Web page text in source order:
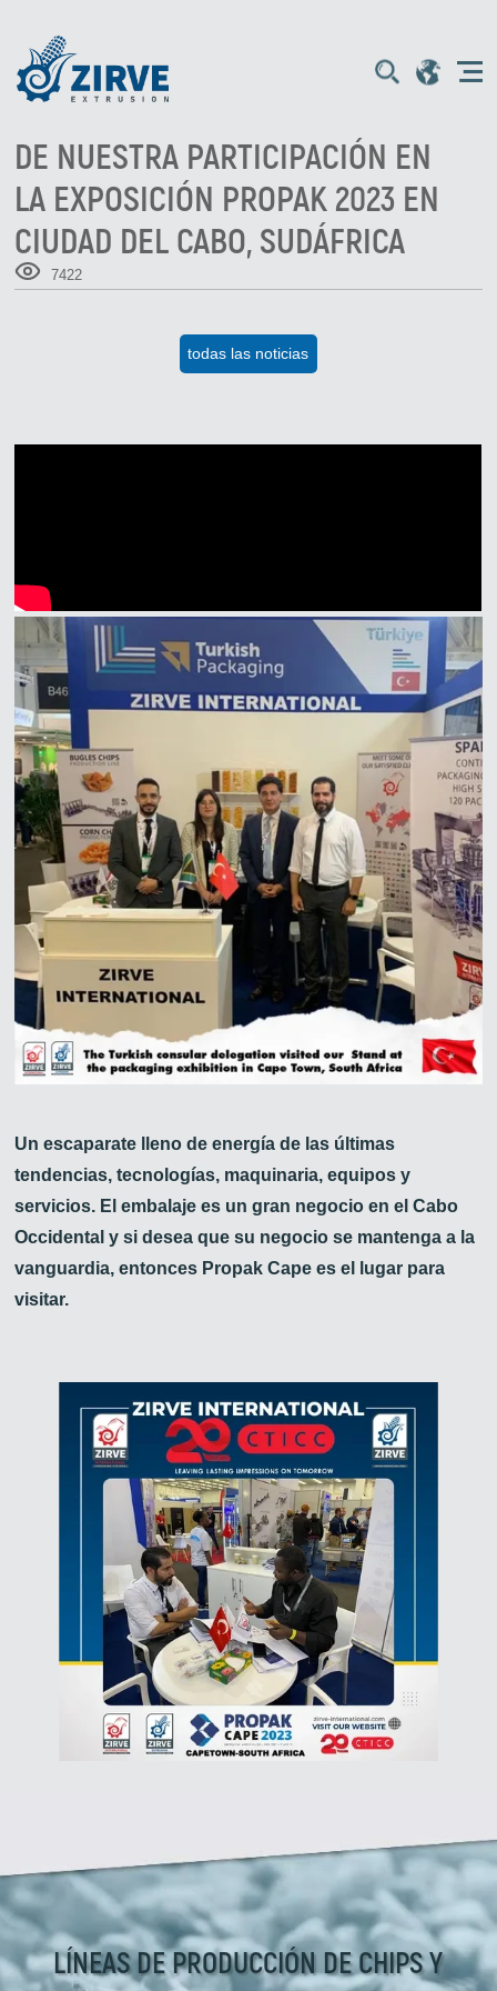
DE NUESTRA PARTICIPACIÓN EN
LA EXPOSICIÓN PROPAK 2023 EN
CIUDAD DEL CABO, SUDÁFRICA
7422
todas las noticias
Un escaparate lleno de energía de las últimas
tendencias, tecnologías, maquinaria, equipos y
servicios. El embalaje es un gran negocio en el Cabo
Occidental y si desea que su negocio se mantenga a la
vanguardia, entonces Propak Cape es el lugar para
visitar.
LÍNEAS DE PRODUCCIÓN DE CHIPS Y
Zirve Extrussion
Le responderemos lo antes posible.